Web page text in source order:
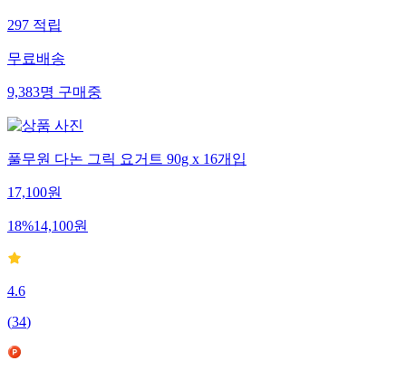
297적립
무료배송
9,383명구매중
풀무원 다논 그릭 요거트 90g x 16개입
17,100원
18%14,100원
4.6
(34)